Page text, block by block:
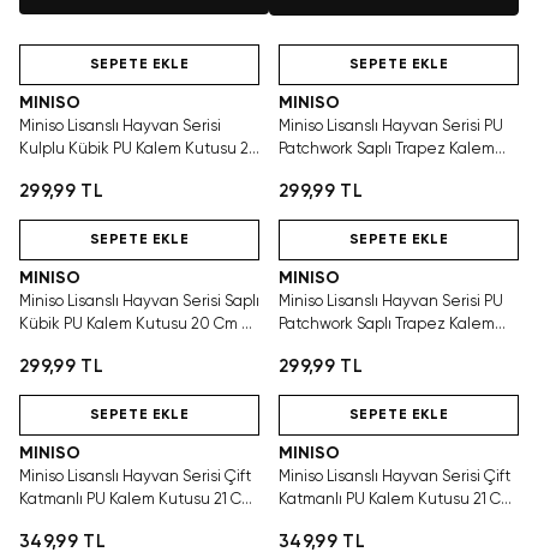
SEPETE EKLE
MINISO
Miniso Lisanslı Hayvan Serisi
Kulplu Kübik PU Kalem Kutusu 20
299,99 TL
SEPETE EKLE
MINISO
Miniso Lisanslı Hayvan Serisi PU
Patchwork Saplı Trapez Kalem
299,99 TL
SEPETE EKLE
MINISO
Miniso Lisanslı Hayvan Serisi Saplı
Kübik PU Kalem Kutusu 20 Cm –
299,99 TL
SEPETE EKLE
MINISO
Miniso Lisanslı Hayvan Serisi PU
Patchwork Saplı Trapez Kalem
299,99 TL
SEPETE EKLE
MINISO
Miniso Lisanslı Hayvan Serisi Çift
Katmanlı PU Kalem Kutusu 21 Cm
349,99 TL
SEPETE EKLE
MINISO
Miniso Lisanslı Hayvan Serisi Çift
Katmanlı PU Kalem Kutusu 21 Cm
349,99 TL